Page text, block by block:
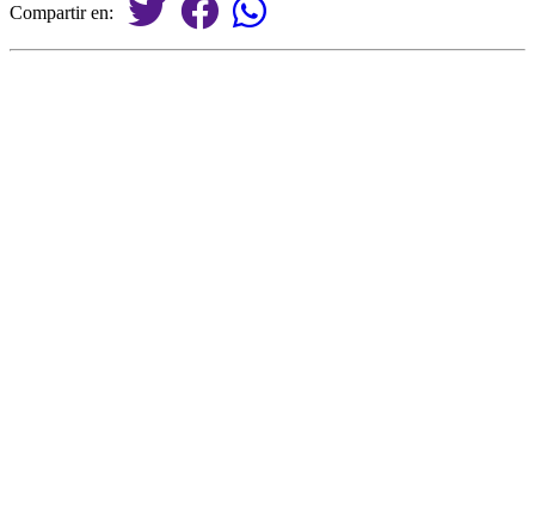
Compartir en: